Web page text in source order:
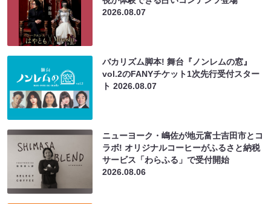
2026.08.07
バカリズム脚本! 舞台『ノンレムの窓』
vol.2のFANYチケット1次先行受付スター
ト2026.08.07
ニューヨーク・嶋佐が地元富士吉田市とコ
ラボ! オリジナルコーヒーがふるさと納税
サービス「わらふる」で受付開始
2026.08.06